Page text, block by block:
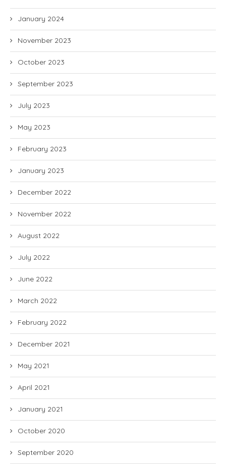
January 2024
November 2023
October 2023
September 2023
July 2023
May 2023
February 2023
January 2023
December 2022
November 2022
August 2022
July 2022
June 2022
March 2022
February 2022
December 2021
May 2021
April 2021
January 2021
October 2020
September 2020